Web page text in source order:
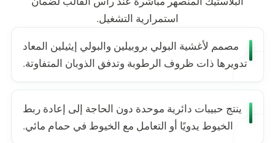
استمرارية التشغيل.
مصمم لأغشية البولي بروبيلين والبولي إيثيلين المعاد
تدويرها ذات ظروف الرطوبة وتدفق الذوبان المتفاوتة.
ينتج حبيبات دائرية موحدة دون الحاجة إلى إعادة ربط
الخيوط يدويًا أو التعامل مع الخيوط في حمام مائي.